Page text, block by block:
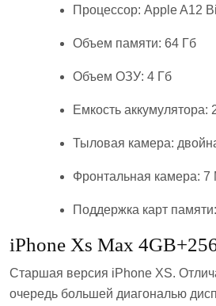
Процессор: Apple A12
Объем памяти: 64 Гб
Объем ОЗУ: 4 Гб
Емкость аккумулятора:
Тыловая камера:
Фронтальная камера: 7
Поддержка карт
iPhone Xs Max
Старшая версия iPhone XS.
очередь большей диагональю